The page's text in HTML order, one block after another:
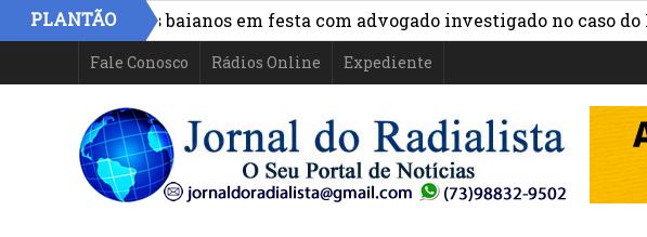
PLANTÃO
políticos baianos em festa com advogado investigado no caso do INSS »
Fale Conosco Rádios Online Expediente